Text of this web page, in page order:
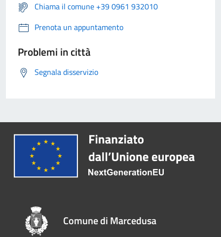
Chiama il comune +39 0961 932010
Prenota un appuntamento
Problemi in città
Segnala disservizio
Comune di Marcedusa